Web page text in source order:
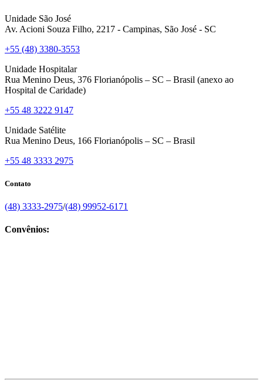
Unidade São José
Av. Acioni Souza Filho, 2217 - Campinas, São José - SC
+55 (48) 3380-3553
Unidade Hospitalar
Rua Menino Deus, 376 Florianópolis – SC – Brasil (anexo ao
Hospital de Caridade)
+55 48 3222 9147
Unidade Satélite
Rua Menino Deus, 166 Florianópolis – SC – Brasil
+55 48 3333 2975
Contato
(48) 3333-2975/(48) 99952-6171
Convênios: